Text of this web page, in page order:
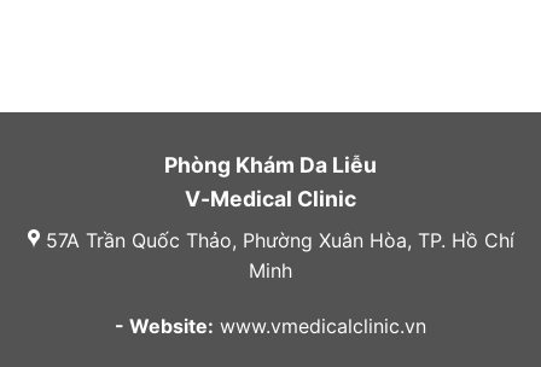
Phòng Khám Da Liễu
V-Medical Clinic
57A Trần Quốc Thảo, Phường Xuân Hòa, TP. Hồ Chí
Minh
- Website: www.vmedicalclinic.vn